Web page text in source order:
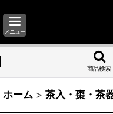
メニュー
商品検索
ホーム > 茶入・棗・茶